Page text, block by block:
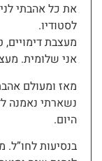
את כל אהבתי
לסטודיו.
מעצבת דימויים,
אני שלומית.
מאז ומעולם
נשארתי נאמנה
היום.
בנסיעות